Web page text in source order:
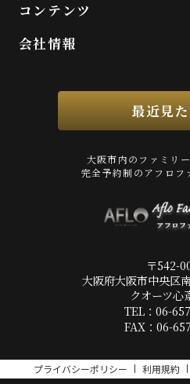
コンテンツ
会社情報
最近見
大阪市内のファミリ
完全予約制のアフロフ
〒542-
大阪府大阪市中央区
クオーツ心
TEL：06-
FAX：06-
プライバシーポリシー 利用規約